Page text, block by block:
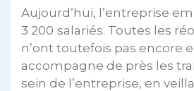
Aujourd’hui, l’entreprise
3 200 salariés. Toutes les
n’ont toutefois pas encore
accompagne de près les
sein de l’entreprise, en